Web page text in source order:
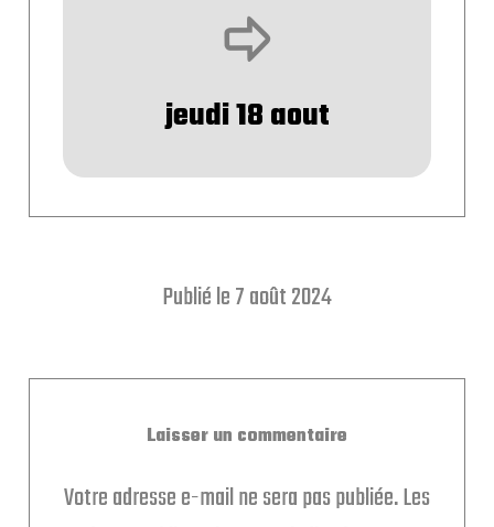
ÿ
jeudi 18 aout
Publié le 7 août 2024
Laisser un commentaire
Votre adresse e-mail ne sera pas publiée.Les